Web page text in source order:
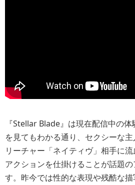
『Stellar Blade』は現在配信中の
を見てもわかる通り、セクシーな
リーチャー「ネイティヴ」相手に
アクションを仕掛けることが話題
す。昨今では性的な表現や残酷な